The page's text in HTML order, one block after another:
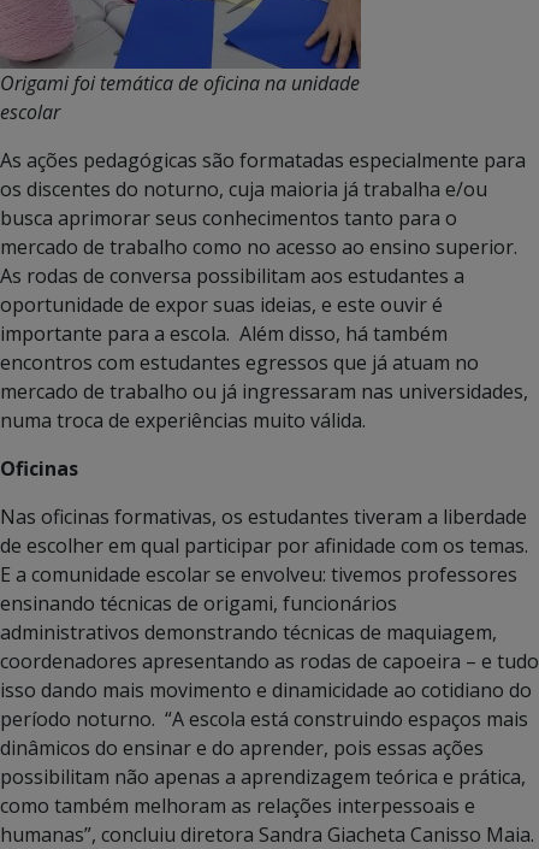
Origami foi temática de oficina na unidade
escolar
As ações pedagógicas são formatadas especialmente para
os discentes do noturno, cuja maioria já trabalha e/ou
busca aprimorar seus conhecimentos tanto para o
mercado de trabalho como no acesso ao ensino superior.
As rodas de conversa possibilitam aos estudantes a
oportunidade de expor suas ideias, e este ouvir é
importante para a escola. Além disso, há também
encontros com estudantes egressos que já atuam no
mercado de trabalho ou já ingressaram nas universidades,
numa troca de experiências muito válida.
Oficinas
Nas oficinas formativas, os estudantes tiveram a liberdade
de escolher em qual participar por afinidade com os temas.
E a comunidade escolar se envolveu: tivemos professores
ensinando técnicas de origami, funcionários
administrativos demonstrando técnicas de maquiagem,
coordenadores apresentando as rodas de capoeira – e tudo
isso dando mais movimento e dinamicidade ao cotidiano do
período noturno. “A escola está construindo espaços mais
dinâmicos do ensinar e do aprender, pois essas ações
possibilitam não apenas a aprendizagem teórica e prática,
como também melhoram as relações interpessoais e
humanas”, concluiu diretora Sandra Giacheta Canisso Maia.